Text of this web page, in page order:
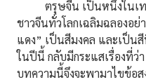
ตรุษจีน เป็นหนึ่งในเท
ชาวจีนทั่วโลกเฉลิมฉลองอย่
แดง” เป็นสีมงคล และเป็น
ในปีนี้ กลับมีกระแสเรื่องที่ว่
บทความนี้จึงจะพามาไขข้อ